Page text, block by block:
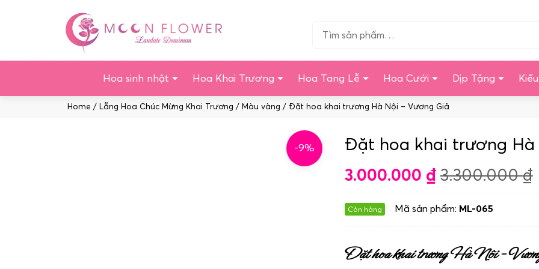
Tìm…
Hoa sinh nhật Hoa Khai Trương Hoa Tang Lễ Hoa Cưới Dịp Tặng
Home / Lẵng Hoa Chúc Mừng Khai Trương / Màu vàng / Đặt hoa khai trương Hà Nội – Vương Giả
-9% Đặt hoa khai trương Hà
3.000.000 ₫ 3.300.000₫
Còn hàng Mã sản phẩm: ML-065
Đặt hoa khai trương Hà Nội –